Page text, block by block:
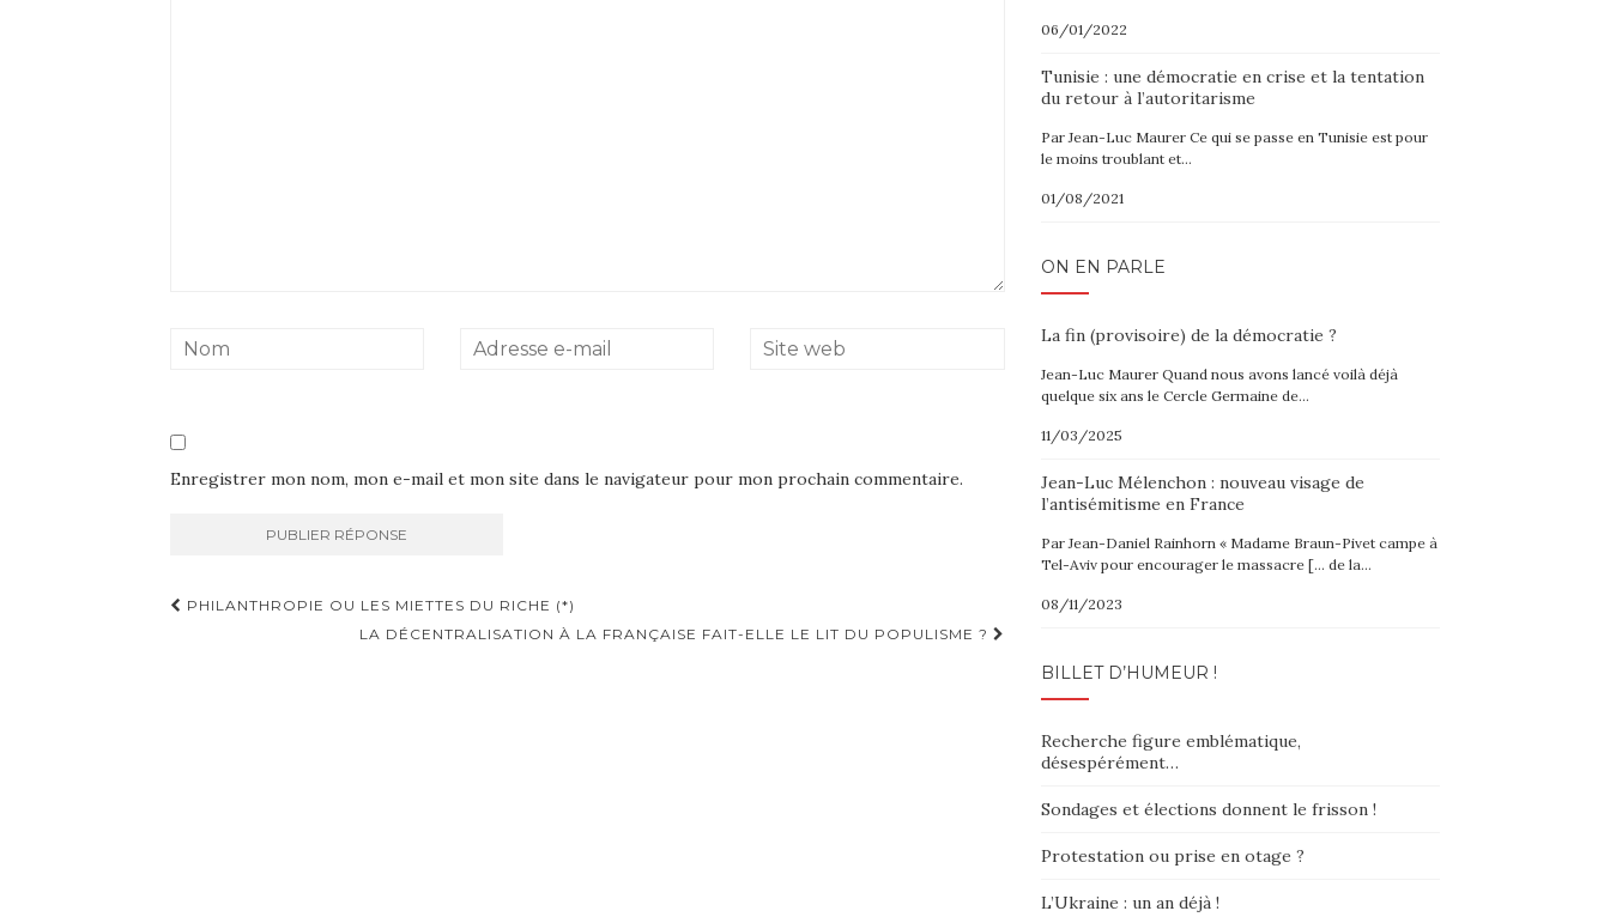
Enregistrer mon nom, mon e-mail et mon site dans le navigateur pour mon prochain commentaire.
Navigation
PHILANTHROPIE OU LES MIETTES DU RICHE (*)
LA DÉCENTRALISATION À LA FRANÇAISE FAIT-ELLE LE LIT DU POPULISME ?
06/01/2022
Tunisie : une démocratie en crise et la tentation
du retour à l’autoritarisme
Par Jean-Luc Maurer Ce qui se passe en Tunisie est pour
le moins troublant et…
01/08/2021
ON EN PARLE
La fin (provisoire) de la démocratie ?
Jean-Luc Maurer Quand nous avons lancé voilà déjà
quelque six ans le Cercle Germaine de…
11/03/2025
Jean-Luc Mélenchon : nouveau visage de
l’antisémitisme en France
Par Jean-Daniel Rainhorn « Madame Braun-Pivet campe à
Tel-Aviv pour encourager le massacre [… de la…
08/11/2023
BILLET D’HUMEUR !
Recherche figure emblématique,
désespérément…
Sondages et élections donnent le frisson !
Protestation ou prise en otage ?
L’Ukraine : un an déjà !